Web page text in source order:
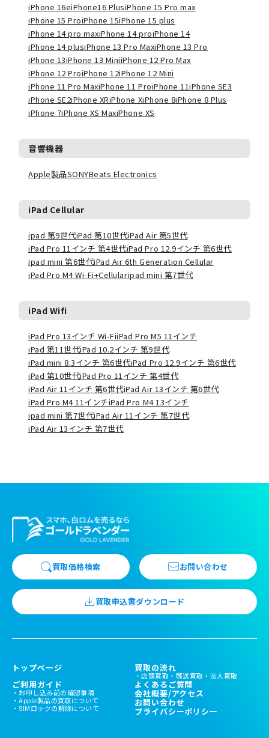
iPhone 16eiPhone16 PlusiPhone 15 Pro max
iPhone 15 ProiPhone 15iPhone 15 plus
iPhone 14 pro maxiPhone 14 proiPhone 14
iPhone 14 plusiPhone 13 Pro MaxiPhone 13 Pro
iPhone 13iPhone 13 MiniiPhone 12 Pro Max
iPhone 12 ProiPhone 12iPhone 12 Mini
iPhone 11 Pro MaxiPhone 11 ProiPhone 11iPhone SE3
iPhone SE2iPhone XRiPhone XiPhone 8iPhone 8 Plus
iPhone 7iPhone XS MaxiPhone XS
音響機器
Apple製品SONYBeats Electronics
iPad Cellular
ipad 第9世代iPad 第10世代iPad Air 第5世代
iPad Pro 11インチ 第4世代iPad Pro 12.9インチ 第6世代
ipad mini 第6世代iPad Air 6th Generation Cellular
iPad Pro M4 Wi-Fi+Cellularipad mini 第7世代
iPad Wifi
iPad Pro 13インチ Wi-FiiPad Pro M5 11インチ
iPad 第11世代iPad 10.2インチ 第9世代
iPad mini 8.3インチ 第6世代iPad Pro 12.9インチ 第6世代
iPad 第10世代iPad Pro 11インチ 第4世代
iPad Air 11インチ 第6世代iPad Air 13インチ 第6世代
iPad Pro M4 11インチiPad Pro M4 13インチ
ipad mini 第7世代iPad Air 11インチ 第7世代
iPad Air 13インチ 第7世代
買取価格検索 お問い合わせ
買取申込書ダウンロード
トップページ 買取の流れ
店頭買取 郵送買取 法人買取
ご利用ガイド
お申し込み前の確認事項
Apple製品の買取について
SIMロックの解除について
よくあるご質問
会社概要/アクセス
お問い合わせ
プライバシーポリシー